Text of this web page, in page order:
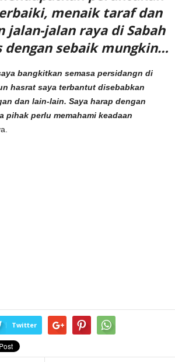
menaik taraf dan
jalan-jalan raya di Sabah
dengan sebaik mungkin…
bangkitkan semasa persidangn di
hasrat saya terbantut disebabkan
dan lain-lain. Saya harap dengan
pihak perlu memahami keadaan
Twitter